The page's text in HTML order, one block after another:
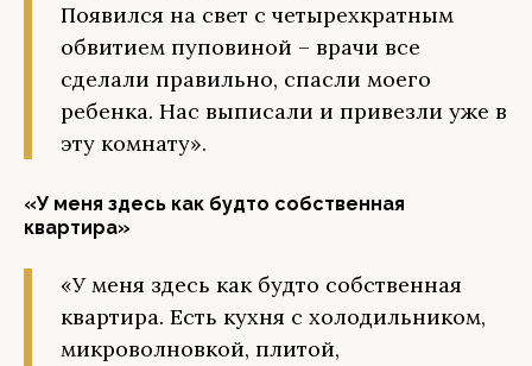
Появился на свет с четырехкратным
обвитием пуповиной – врачи все
сделали правильно, спасли моего
ребенка. Нас выписали и привезли уже в
эту комнату».
«У меня здесь как будто собственная
квартира»
«У меня здесь как будто собственная
квартира. Есть кухня с холодильником,
микроволновкой, плитой,